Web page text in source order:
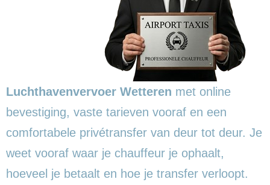
Luchthavenvervoer Wetteren met online
bevestiging, vaste tarieven vooraf en een
comfortabele privétransfer van deur tot deur. Je
weet vooraf waar je chauffeur je ophaalt,
hoeveel je betaalt en hoe je transfer verloopt.